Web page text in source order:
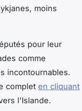
moins
pour leur
comme
incontournables.
complet en cliquant
l'Islande.